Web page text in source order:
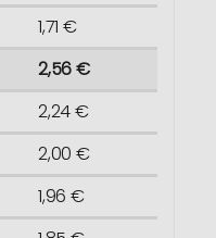
1,71 €
2,56 €
2,24 €
2,00 €
1,96 €